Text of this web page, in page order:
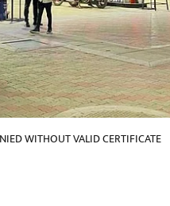
WITHOUT VALID CERTIFICATE